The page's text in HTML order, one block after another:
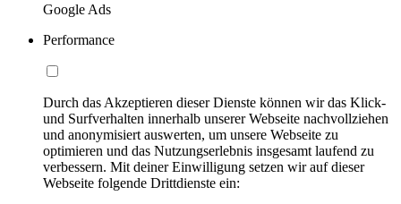
Google Ads
Performance
Durch das Akzeptieren dieser Dienste können wir das Klick-
und Surfverhalten innerhalb unserer Webseite nachvollziehen
und anonymisiert auswerten, um unsere Webseite zu
optimieren und das Nutzungserlebnis insgesamt laufend zu
verbessern. Mit deiner Einwilligung setzen wir auf dieser
Webseite folgende Drittdienste ein: